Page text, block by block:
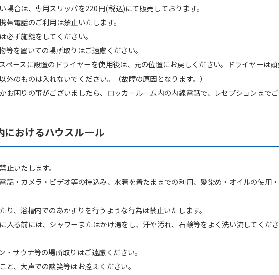
場合は、専用スリッパを220円(税込)にて販売しております。
帯電話のご利用は禁止いたします。
必ず施錠をしてください。
等を置いての場所取りはご遠慮ください。
ペースに設置のドライヤーを使用後は、元の位置にお戻しください。ドライヤーは頭
外のものは入れないでください。（故障の原因となります。）
お困りの事がございましたら、ロッカールーム内の内線電話で、レセプションまでご
におけるハウスルール
止いたします。
話・カメラ・ビデオ等の持込み、水着を着たままでの利用、髪染め・オイルの使用
り、浴槽内でのあかすりを行うような行為は禁止いたします。
入る前には、シャワーまたはかけ湯をし、汗や汚れ、石鹸等をよく洗い流してくだ
・サウナ等の場所取りはご遠慮ください。
と、大声での談笑等はお控えください。